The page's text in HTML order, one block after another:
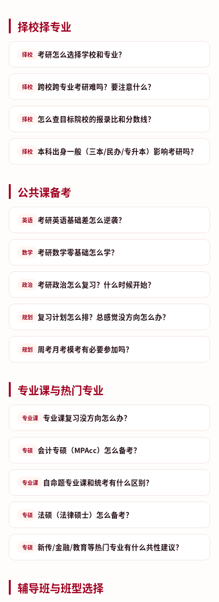
择校择专业
择校 考研怎么选择学校和专业？
择校 跨校跨专业考研难吗？要注意什么？
择校 怎么查目标院校的报录比和分数线？
择校 本科出身一般（三本/民办/专升本）影响考研吗？
公共课备考
英语 考研英语基础差怎么逆袭？
数学 考研数学零基础怎么学？
政治 考研政治怎么复习？什么时候开始？
规划 复习计划怎么排？总感觉没方向怎么办？
规划 周考月考模考有必要参加吗？
专业课与热门专业
专业课 专业课复习没方向怎么办？
专硕 会计专硕（MPAcc）怎么备考？
专业课 自命题专业课和统考有什么区别？
专硕 法硕（法律硕士）怎么备考？
专硕 新传/金融/教育等热门专业有什么共性建议？
辅导班与班型选择